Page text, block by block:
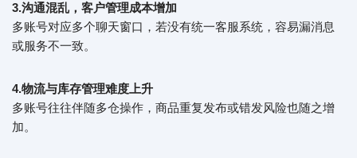
3.沟通混乱，客户管理成本增加
多账号对应多个聊天窗口，若没有统一客服系统，容易漏消息
或服务不一致。
4.物流与库存管理难度上升
多账号往往伴随多仓操作，商品重复发布或错发风险也随之增
加。